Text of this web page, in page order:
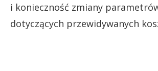
i konieczność zmiany
dotyczących przewidywanych